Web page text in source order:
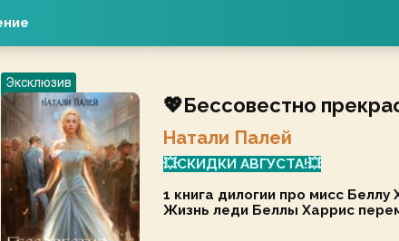
Эксклюзив
💖Бессовестно
Натали Палей
💥СКИДКИ АВГУСТА!💥
1 книга дилогии про мисс Беллу
Жизнь леди Беллы Харрис